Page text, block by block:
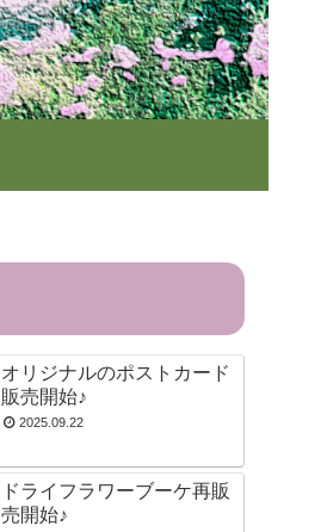
オリジナルのポストカード
販売開始♪
2025.09.22
ドライフラワーブーケ再販
売開始♪